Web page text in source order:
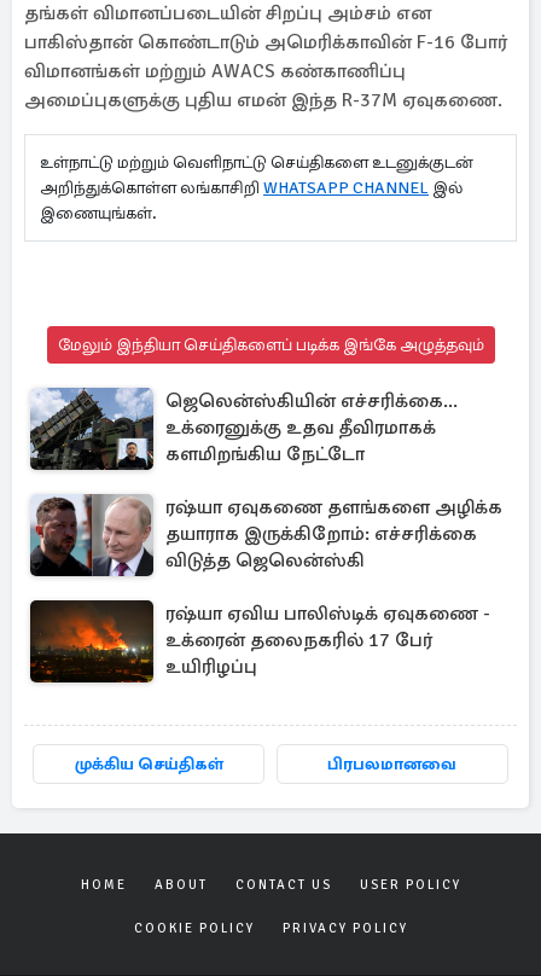
தங்கள் விமானப்படையின் சிறப்பு அம்சம் என
பாகிஸ்தான் கொண்டாடும் அமெரிக்காவின் F-16 போர்
விமானங்கள் மற்றும் AWACS கண்காணிப்பு
அமைப்புகளுக்கு புதிய எமன் இந்த R-37M ஏவுகணை.
உள்நாட்டு மற்றும் வெளிநாட்டு செய்திகளை உடனுக்குடன்
அறிந்துக்கொள்ள லங்காசிறி WHATSAPP CHANNEL இல்
இணையுங்கள்.
மேலும் இந்தியா செய்திகளைப் படிக்க இங்கே அழுத்தவும்
ஜெலென்ஸ்கியின் எச்சரிக்கை...
உக்ரைனுக்கு உதவ தீவிரமாகக்
களமிறங்கிய நேட்டோ
ரஷ்யா ஏவுகணை தளங்களை அழிக்க
தயாராக இருக்கிறோம்: எச்சரிக்கை
விடுத்த ஜெலென்ஸ்கி
ரஷ்யா ஏவிய பாலிஸ்டிக் ஏவுகணை -
உக்ரைன் தலைநகரில் 17 பேர்
உயிரிழப்பு
முக்கிய செய்திகள் பிரபலமானவை
HOME ABOUT CONTACT US USER POLICY
COOKIE POLICY PRIVACY POLICY